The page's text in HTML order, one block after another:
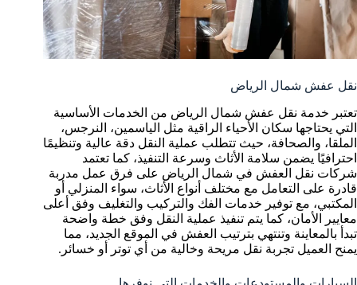
نقل عفش شمال الرياض
تعتبر خدمة نقل عفش شمال الرياض من الخدمات الأساسية
التي يحتاجها سكان الأحياء الراقية مثل الياسمين، النرجس،
الملقا، والصحافة، حيث تتطلب عملية النقل دقة عالية وتنظيمًا
احترافيًا يضمن سلامة الأثاث وسرعة التنفيذ، كما تعتمد
شركات نقل العفش في شمال الرياض على فرق عمل مدربة
قادرة على التعامل مع مختلف أنواع الأثاث، سواء المنزلي أو
المكتبي، مع توفير خدمات الفك والتركيب والتغليف وفق أعلى
معايير الأمان، كما يتم تنفيذ عملية النقل وفق خطة واضحة
تبدأ بالمعاينة وتنتهي بترتيب العفش في الموقع الجديد، مما
يمنح العميل تجربة نقل مريحة وخالية من أي توتر أو خسائر.